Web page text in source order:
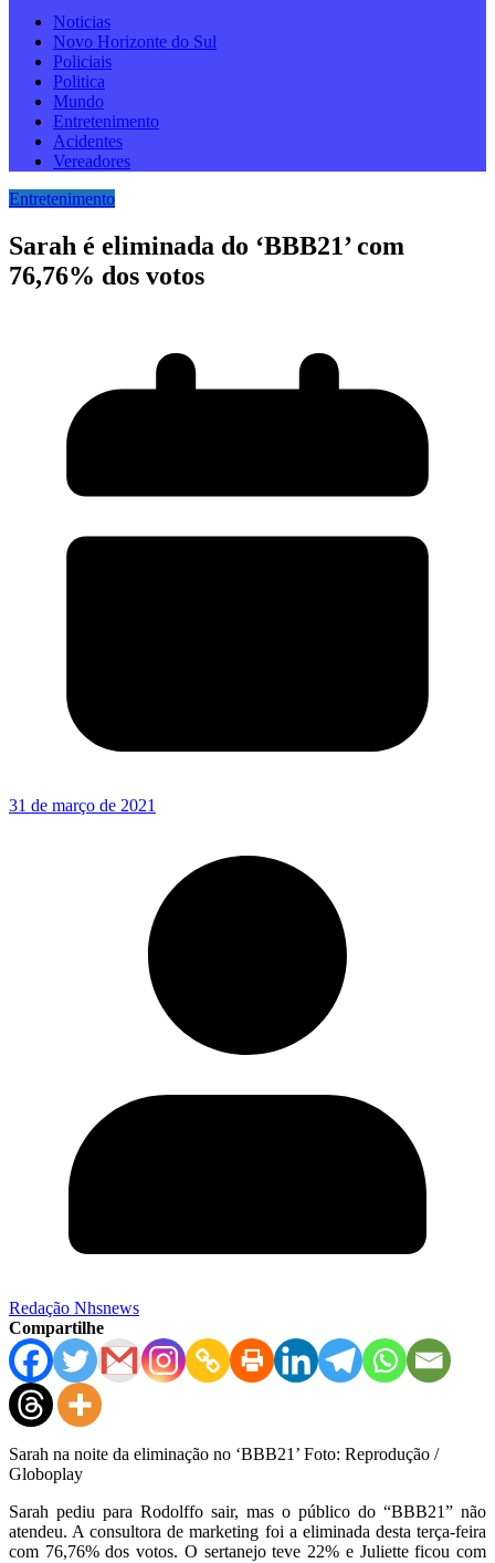
Noticias
Novo Horizonte do Sul
Policiais
Politica
Mundo
Entretenimento
Acidentes
Vereadores
Entretenimento
Sarah é eliminada do ‘BBB21’ com
76,76% dos votos
31 de março de 2021
Redação Nhsnews
Compartilhe
Sarah na noite da eliminação no ‘BBB21’ Foto: Reprodução /
Globoplay
Sarah pediu para Rodolffo sair, mas o público do “BBB21” não
atendeu. A consultora de marketing foi a eliminada desta terça-feira
com 76,76% dos votos. O sertanejo teve 22% e Juliette ficou com